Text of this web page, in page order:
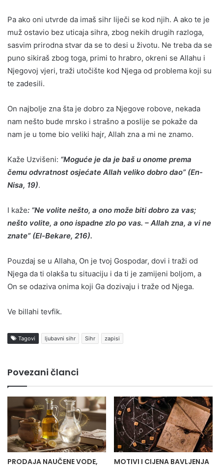
Pa ako oni utvrde da imaš sihr liječi se kod njih. A ako te je
muž ostavio bez uticaja sihra, zbog nekih drugih razloga,
sasvim prirodna stvar da se to desi u životu. Ne treba da se
puno sikiraš zbog toga, primi to hrabro, okreni se Allahu i
Njegovoj vjeri, traži utočište kod Njega od problema koji su
te zadesili.
On najbolje zna šta je dobro za Njegove robove, nekada
nam nešto bude mrsko i strašno a poslije se pokaže da
nam je u tome bio veliki hajr, Allah zna a mi ne znamo.
Kaže Uzvišeni: “Moguće je da je baš u onome prema
čemu odvratnost osjećate Allah veliko dobro dao” (En-
Nisa, 19).
I kaže: “Ne volite nešto, a ono može biti dobro za vas;
nešto volite, a ono ispadne zlo po vas. – Allah zna, a vi ne
znate” (El-Bekare, 216).
Pouzdaj se u Allaha, On je tvoj Gospodar, dovi i traži od
Njega da ti olakša tu situaciju i da ti je zamijeni boljom, a
On se odaziva onima koji Ga dozivaju i traže od Njega.
Ve billahi tevfik.
Tagovi ljubavni sihr Sihr zapisi
Povezani članci
PRODAJA NAUČENE VODE, MOTIVI I CIJENA BAVLJENJA